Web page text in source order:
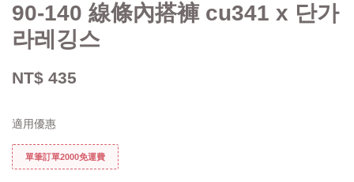
90-140 線條內搭褲 cu341 x 단가
라레깅스
NT$ 435
適用優惠
單筆訂單2000免運費